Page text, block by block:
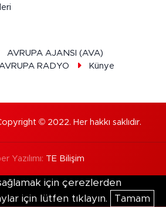
AVRUPA AJANSI (AVA)
RADYO Künye
© 2022. Her hakkı saklıdır.
Yazılımı: TE Bilişim
için çerezlerden
için lütfen tıklayın.
Tamam